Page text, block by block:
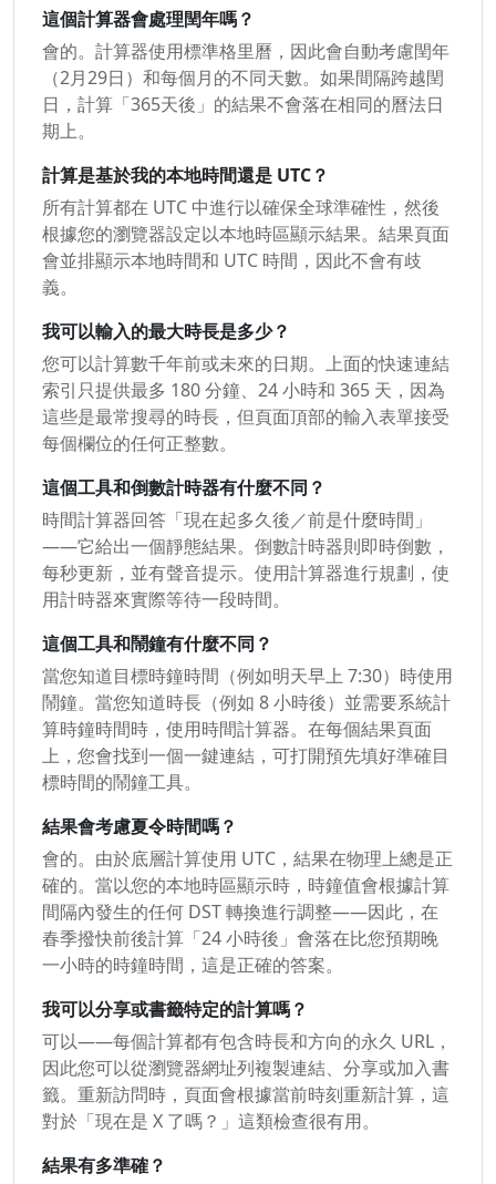
這個計算器會處理閏年嗎？
會的。計算器使用標準格里曆，因此會自動考慮閏年
（2月29日）和每個月的不同天數。如果間隔跨越閏
日，計算「365天後」的結果不會落在相同的曆法日
期上。
計算是基於我的本地時間還是 UTC？
所有計算都在 UTC 中進行以確保全球準確性，然後
根據您的瀏覽器設定以本地時區顯示結果。結果頁面
會並排顯示本地時間和 UTC 時間，因此不會有歧
義。
我可以輸入的最大時長是多少？
您可以計算數千年前或未來的日期。上面的快速連結
索引只提供最多 180 分鐘、24 小時和 365 天，因為
這些是最常搜尋的時長，但頁面頂部的輸入表單接受
每個欄位的任何正整數。
這個工具和倒數計時器有什麼不同？
時間計算器回答「現在起多久後／前是什麼時間」
——它給出一個靜態結果。倒數計時器則即時倒數，
每秒更新，並有聲音提示。使用計算器進行規劃，使
用計時器來實際等待一段時間。
這個工具和鬧鐘有什麼不同？
當您知道目標時鐘時間（例如明天早上 7:30）時使用
鬧鐘。當您知道時長（例如 8 小時後）並需要系統計
算時鐘時間時，使用時間計算器。在每個結果頁面
上，您會找到一個一鍵連結，可打開預先填好準確目
標時間的鬧鐘工具。
結果會考慮夏令時間嗎？
會的。由於底層計算使用 UTC，結果在物理上總是正
確的。當以您的本地時區顯示時，時鐘值會根據計算
間隔內發生的任何 DST 轉換進行調整——因此，在
春季撥快前後計算「24 小時後」會落在比您預期晚
一小時的時鐘時間，這是正確的答案。
我可以分享或書籤特定的計算嗎？
可以——每個計算都有包含時長和方向的永久 URL，
因此您可以從瀏覽器網址列複製連結、分享或加入書
籤。重新訪問時，頁面會根據當前時刻重新計算，這
對於「現在是 X 了嗎？」這類檢查很有用。
結果有多準確？